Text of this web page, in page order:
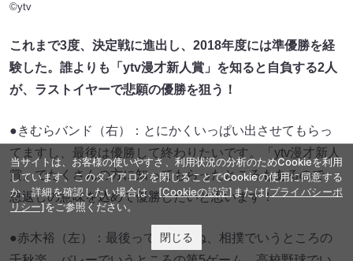
©ytv
これまで3度、決定戦に進出し、2018年度には準優勝を経
験した。誰よりも「ytv漫才新人賞」を知ると自負する2人
が、ラストイヤーで悲願の優勝を狙う！
●きむらバンド（右）：とにかくいっぱい出させてもらっ
てますし、最後は優勝して終わりたいです。「ytv漫才新人
賞」でたくさんの方に知ってもらったところもあるので、
恩返しの意味を込めて優勝したいと思います！
●赤木裕（左）：最後っていうとね、相撲でいうところの
当サイトは、お客様の使いやすさ、利用状況の分析のためCookieを利用
しています。このダイアログを閉じることでCookieの使用に同意する
か、詳細を確認したい場合は、[Cookieの設定]または[プライバシーポ
リシー]をご参照ください。
閉じる